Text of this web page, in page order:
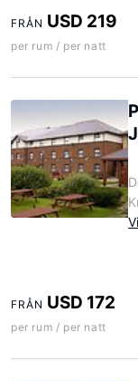
FRÅN USD 219
per rum / per natt
FRÅN USD 172
per rum / per natt